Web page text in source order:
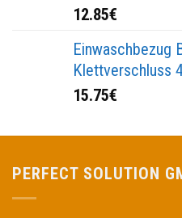
12.85€
Einwaschbezug
Klettverschluss
15.75€
PERFECT SOLUTION